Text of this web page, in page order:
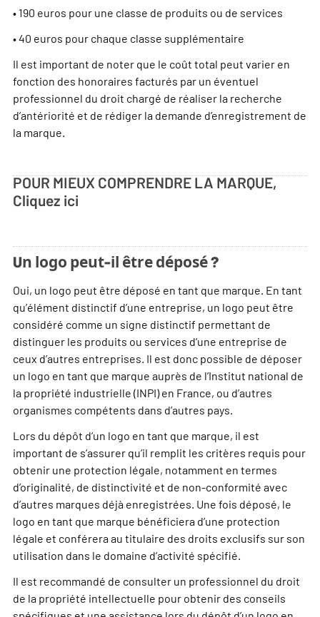
• 190 euros pour une classe de produits ou de services
• 40 euros pour chaque classe supplémentaire
Il est important de noter que le coût total peut varier en
fonction des honoraires facturés par un éventuel
professionnel du droit chargé de réaliser la recherche
d’antériorité et de rédiger la demande d’enregistrement de
la marque.
POUR MIEUX COMPRENDRE LA MARQUE,
Cliquez ici
Un logo peut-il être déposé ?
Oui, un logo peut être déposé en tant que marque. En tant
qu’élément distinctif d’une entreprise, un logo peut être
considéré comme un signe distinctif permettant de
distinguer les produits ou services d’une entreprise de
ceux d’autres entreprises. Il est donc possible de déposer
un logo en tant que marque auprès de l’Institut national de
la propriété industrielle (INPI) en France, ou d’autres
organismes compétents dans d’autres pays.
Lors du dépôt d’un logo en tant que marque, il est
important de s’assurer qu’il remplit les critères requis pour
obtenir une protection légale, notamment en termes
d’originalité, de distinctivité et de non-conformité avec
d’autres marques déjà enregistrées. Une fois déposé, le
logo en tant que marque bénéficiera d’une protection
légale et conférera au titulaire des droits exclusifs sur son
utilisation dans le domaine d’activité spécifié.
Il est recommandé de consulter un professionnel du droit
de la propriété intellectuelle pour obtenir des conseils